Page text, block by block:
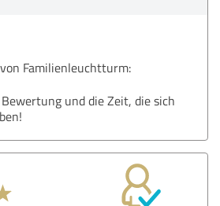
Familienleuchtturm:
und die Zeit, die sich